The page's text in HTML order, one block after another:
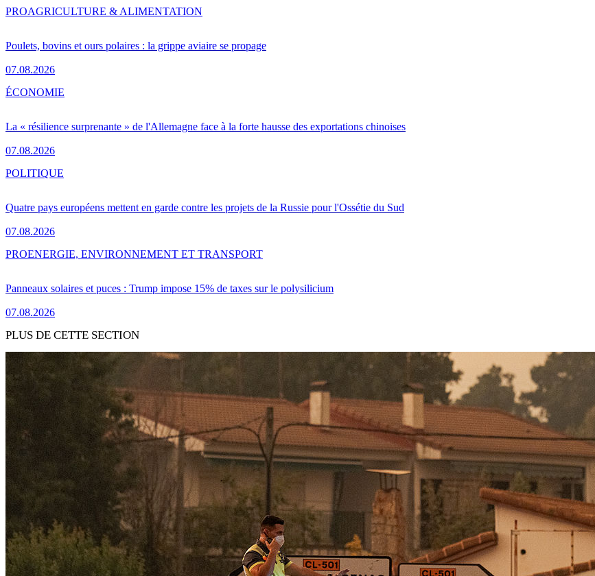
Poulets, bovins et ours polaires : la grippe aviaire se propage
07.08.2026
PROAGRICULTURE & ALIMENTATION
La « résilience surprenante » de l'Allemagne face à la forte hausse des exportations chinoises
07.08.2026
ÉCONOMIE
Quatre pays européens mettent en garde contre les projets de la Russie pour l'Ossétie du Sud
07.08.2026
POLITIQUE
Panneaux solaires et puces : Trump impose 15% de taxes sur le polysilicium
07.08.2026
PROENERGIE, ENVIRONNEMENT ET TRANSPORT
PLUS DE CETTE SECTION